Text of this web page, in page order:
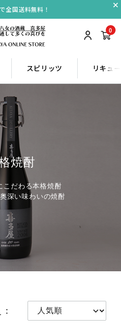
全国送料無料！
0
スピリッツ リキュ
焼酎
こだわる本格焼酎
深い味わいの焼酎